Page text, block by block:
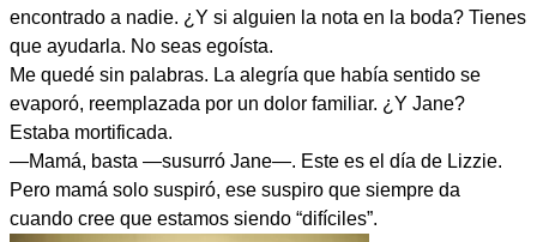
encontrado a nadie. ¿Y si alguien la nota en la boda? Tienes
que ayudarla. No seas egoísta.
Me quedé sin palabras. La alegría que había sentido se
evaporó, reemplazada por un dolor familiar. ¿Y Jane?
Estaba mortificada.
—Mamá, basta —susurró Jane—. Este es el día de Lizzie.
Pero mamá solo suspiró, ese suspiro que siempre da
cuando cree que estamos siendo “difíciles”.